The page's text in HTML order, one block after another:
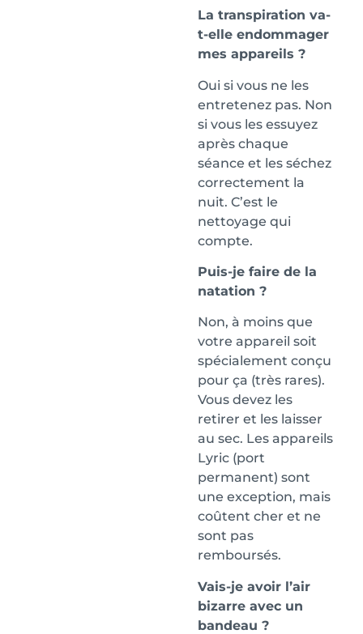
La transpiration va-
t-elle endommager
mes appareils ?
Oui si vous ne les
entretenez pas. Non
si vous les essuyez
après chaque
séance et les séchez
correctement la
nuit. C’est le
nettoyage qui
compte.
Puis-je faire de la
natation ?
Non, à moins que
votre appareil soit
spécialement conçu
pour ça (très rares).
Vous devez les
retirer et les laisser
au sec. Les appareils
Lyric (port
permanent) sont
une exception, mais
coûtent cher et ne
sont pas
remboursés.
Vais-je avoir l’air
bizarre avec un
bandeau ?